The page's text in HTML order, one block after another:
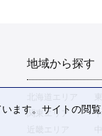
地域から探す
関東エリア
す。サイトの閲